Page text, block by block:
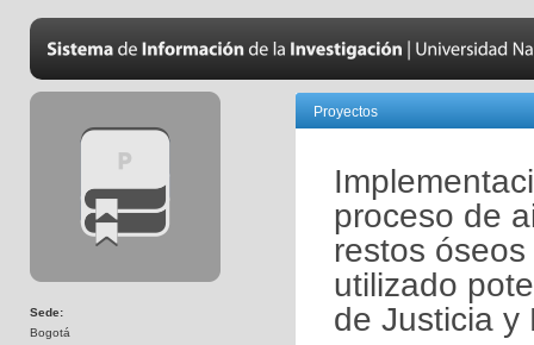
Sede:
Bogotá
Proyectos
proceso de
restos
utilizado
de Justicia y